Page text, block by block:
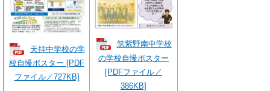
天拝中学校の学
校自慢ポスター [PDF
ファイル／727KB]
筑紫野南中学校
の学校自慢ポスター
[PDFファイル／
386KB]